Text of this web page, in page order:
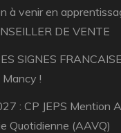
à venir en
DE VENTE
SIGNES
Mancy !
: CP JEPS Mention
Quotidienne (AAVQ)